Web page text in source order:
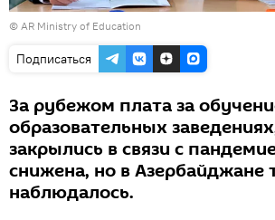
© AR Ministry of Education
Подписаться
За рубежом плата за
образовательных
закрылись в связи с
снижена, но в Азербайджане
наблюдалось.